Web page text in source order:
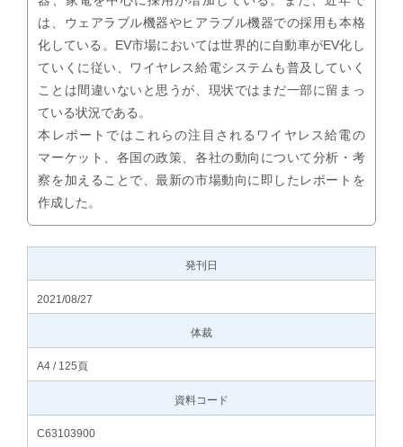
は、ウェアラブル機器やヒアラブル機器での採用も本格
化している。EV市場においては世界的に自動車がEV化し
ていくに従い、ワイヤレス給電システムも普及していく
ことは間違いないと思うが、現状ではまだ一部に留まっ
ている状況である。
本レポートではこれらの注目されるワイヤレス給電の
マーケット、各国の政策、各社の動向について分析・考
察を加えることで、最新の市場動向に即したレポートを
作成した。
発刊日
2021/08/27
体裁
A4 / 125頁
資料コード
C63103900